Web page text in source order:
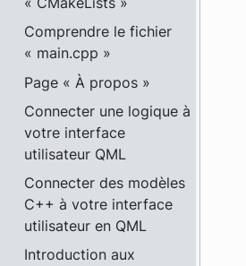
Comprendre le fichier
« main.cpp »
Page « À propos »
Connecter une logique à
votre interface
utilisateur QML
Connecter des modèles
C++ à votre interface
utilisateur en QML
Introduction aux